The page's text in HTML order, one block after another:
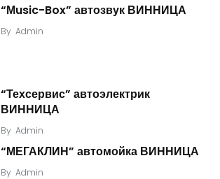
“Мusic-Box” автозвук ВИННИЦА
By Admin
“Техсервис” автоэлектрик
ВИННИЦА
By Admin
“МЕГАКЛИН” автомойка ВИННИЦА
By Admin